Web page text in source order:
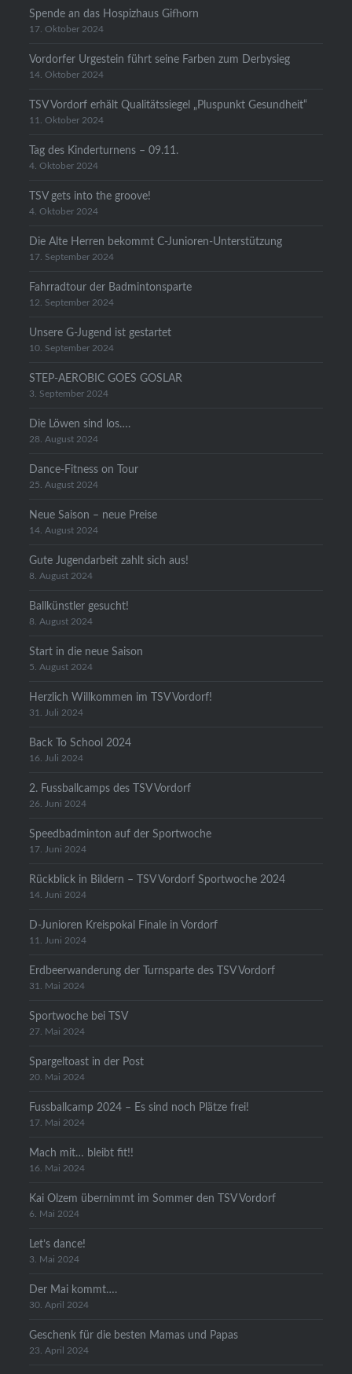
Spende an das Hospizhaus Gifhorn
17. Oktober 2024
Vordorfer Urgestein führt seine Farben zum Derbysieg
14. Oktober 2024
TSV Vordorf erhält Qualitätssiegel „Pluspunkt Gesundheit“
11. Oktober 2024
Tag des Kinderturnens – 09.11.
4. Oktober 2024
TSV gets into the groove!
4. Oktober 2024
Die Alte Herren bekommt C-Junioren-Unterstützung
17. September 2024
Fahrradtour der Badmintonsparte
12. September 2024
Unsere G-Jugend ist gestartet
10. September 2024
STEP-AEROBIC GOES GOSLAR
3. September 2024
Die Löwen sind los….
28. August 2024
Dance-Fitness on Tour
25. August 2024
Neue Saison – neue Preise
14. August 2024
Gute Jugendarbeit zahlt sich aus!
8. August 2024
Ballkünstler gesucht!
8. August 2024
Start in die neue Saison
5. August 2024
Herzlich Willkommen im TSV Vordorf!
31. Juli 2024
Back To School 2024
16. Juli 2024
2. Fussballcamps des TSV Vordorf
26. Juni 2024
Speedbadminton auf der Sportwoche
17. Juni 2024
Rückblick in Bildern – TSV Vordorf Sportwoche 2024
14. Juni 2024
D-Junioren Kreispokal Finale in Vordorf
11. Juni 2024
Erdbeerwanderung der Turnsparte des TSV Vordorf
31. Mai 2024
Sportwoche bei TSV
27. Mai 2024
Spargeltoast in der Post
20. Mai 2024
Fussballcamp 2024 – Es sind noch Plätze frei!
17. Mai 2024
Mach mit… bleibt fit!!
16. Mai 2024
Kai Olzem übernimmt im Sommer den TSV Vordorf
6. Mai 2024
Let’s dance!
3. Mai 2024
Der Mai kommt….
30. April 2024
Geschenk für die besten Mamas und Papas
23. April 2024